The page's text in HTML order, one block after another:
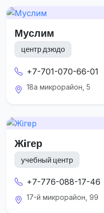
Муслим
центр дзюдо
+7-701-070-66-01
18а микрорайон, 5
Жiгер
учебный центр
+7-776-088-17-46
17-й микрорайон, 99